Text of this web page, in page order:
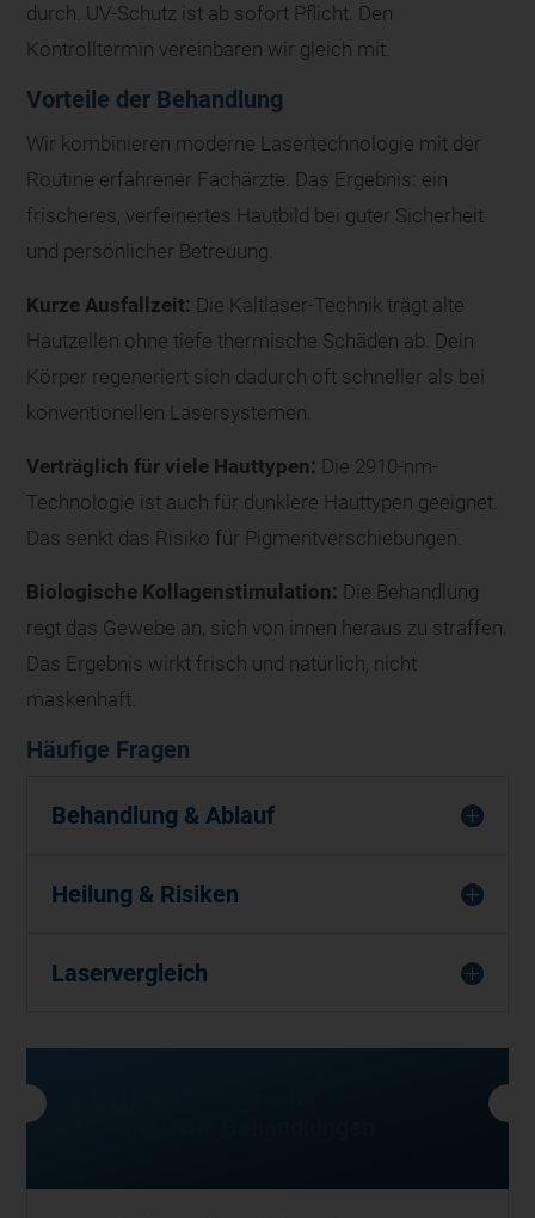
durch. UV-Schutz ist ab sofort Pflicht. Den
Kontrolltermin vereinbaren wir gleich mit.
Vorteile der Behandlung
Wir kombinieren moderne Lasertechnologie mit der
Routine erfahrener Fachärzte. Das Ergebnis: ein
frischeres, verfeinertes Hautbild bei guter Sicherheit
und persönlicher Betreuung.
Kurze Ausfallzeit: Die Kaltlaser-Technik trägt alte
Hautzellen ohne tiefe thermische Schäden ab. Dein
Körper regeneriert sich dadurch oft schneller als bei
konventionellen Lasersystemen.
Verträglich für viele Hauttypen: Die 2910-nm-
Technologie ist auch für dunklere Hauttypen geeignet.
Das senkt das Risiko für Pigmentverschiebungen.
Biologische Kollagenstimulation: Die Behandlung
regt das Gewebe an, sich von innen heraus zu straffen.
Das Ergebnis wirkt frisch und natürlich, nicht
maskenhaft.
Häufige Fragen
Behandlung & Ablauf
Heilung & Risiken
Laservergleich